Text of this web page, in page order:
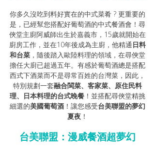
你多久沒吃到料好實在的中式菜肴 ? 更重要的
是，已經幫您搭配好葡萄酒的中式餐酒會！尋
俠堂主廚阿威師出生於嘉義市，15歲就開始在
廚房工作，並在10年後成為主廚，他精通 日料
和台菜 ，隨後踏入歐陸料理的領域，在尋俠堂
擔任大廚已超過五年。有感於葡萄酒總是搭配
西式下酒菜而不是尋常百姓的台灣菜，因此，
特別規劃一套融合閩菜、客家菜、原住民料
理、日本料理的台式晚餐 ！並搭配尋俠堂精挑
細選的美國葡萄酒 ！讓您感受台美聯盟的夢幻
夏夜 ！
台美聯盟：漫威餐酒超夢幻